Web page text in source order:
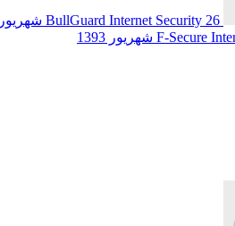
BullGuard Internet Security 26 شهریور 1393
F-Secure